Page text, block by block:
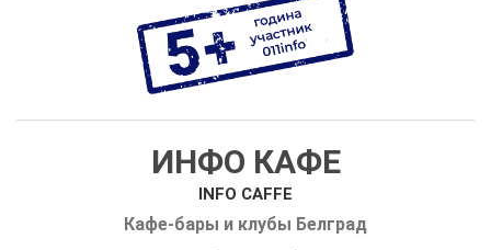
ИНФО КАФЕ
INFO CAFFE
Кафе-бары и клубы Белград